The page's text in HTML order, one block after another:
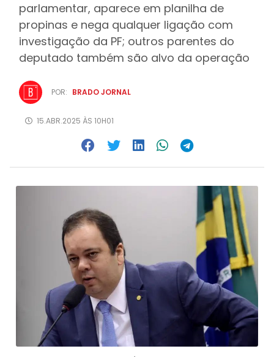
parlamentar, aparece em planilha de
propinas e nega qualquer ligação com
investigação da PF; outros parentes do
deputado também são alvo da operação
POR: BRADO JORNAL
15.ABR.2025 ÀS 10H01